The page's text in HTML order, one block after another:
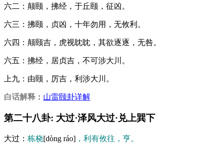
六二：颠颐，拂经，于丘颐，征凶。
六三：拂颐，贞凶，十年勿用，无攸利。
六四：颠颐吉，虎视眈眈，其欲逐逐，无咎。
六五：拂经，居贞吉，不可涉大川。
上九：由颐，厉吉，利涉大川。
白话解释 ： 山雷颐卦详解
第二十八卦: 大过·泽风大过·兑上巽下
大过： 栋桡[dòng ráo] ，利有攸往，亨。